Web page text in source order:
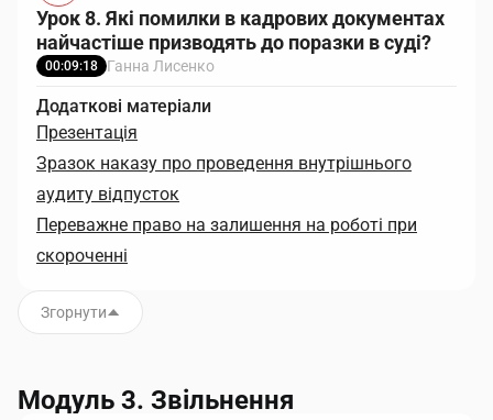
Урок 8. Які помилки в кадрових документах
найчастіше призводять до поразки в суді?
00:09:18 Ганна Лисенко
Додаткові матеріали
Презентація
Зразок наказу про проведення внутрішнього
аудиту відпусток
Переважне право на залишення на роботі при
скороченні
Згорнути
Модуль 3. Звільнення